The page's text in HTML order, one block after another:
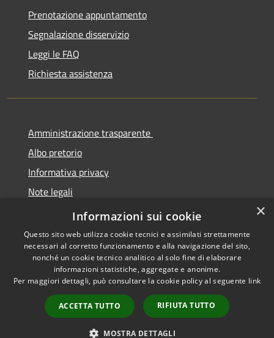
Prenotazione appuntamento
Segnalazione disservizio
Leggi le FAQ
Richiesta assistenza
Amministrazione trasparente
Albo pretorio
Informativa privacy
Note legali
Dichiarazione di accessibilità
Accessibilità
Copyright © 2026 • Comune di
Cermenate • Powered by
Municipium•
Accesso
redazione
×
Informazioni sui cookie
Questo sito web utilizza cookie tecnici e assimilati strettamente
necessari al corretto funzionamento e alla navigazione del sito,
nonché un cookie tecnico analitico al solo fine di elaborare
informazioni statistiche, aggregate e anonime.
Per maggiori dettagli, può consultare la cookie policy al seguente link
ACCETTA TUTTO RIFIUTA TUTTO
MOSTRA DETTAGLI